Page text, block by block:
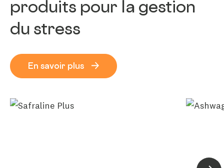
produits pour la gestion
du stress
En savoir plus